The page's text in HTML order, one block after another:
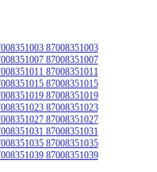
87008351003
87008351007
87008351011
87008351015
87008351019
87008351023
87008351027
87008351031
87008351035
87008351039